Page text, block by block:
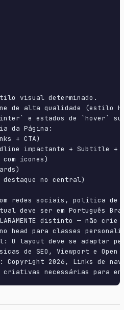
visual determinado.
de alta qualidade (estilo
e estados de `hover`
da Página:
+ CTA)
impactante + Subtitle +
com ícones)
no central)
redes sociais, política
deve ser em Português
distinto — não
head para classes
O layout deve se adaptar
de SEO, Viewport e Open
Copyright 2026, Links de
criativas necessárias para